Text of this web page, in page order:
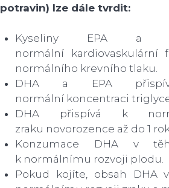
potravin) lze dále tvrdit:
Kyseliny EPA a
normální kardiovaskulární
normálního krevního tlaku.
DHA a EPA
normální koncentraci
DHA přispívá k
zraku novorozence až do 1
Konzumace DHA v
k normálnímu rozvoji plodu.
Pokud kojíte, obsah DHA